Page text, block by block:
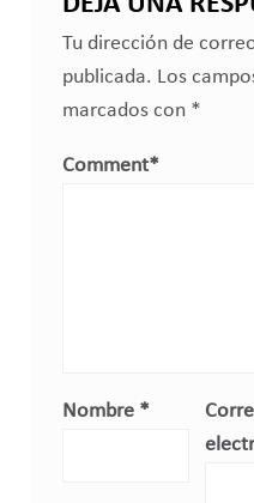
Tu dirección de
publicada. Los
marcados con *
Comment*
Nombre *